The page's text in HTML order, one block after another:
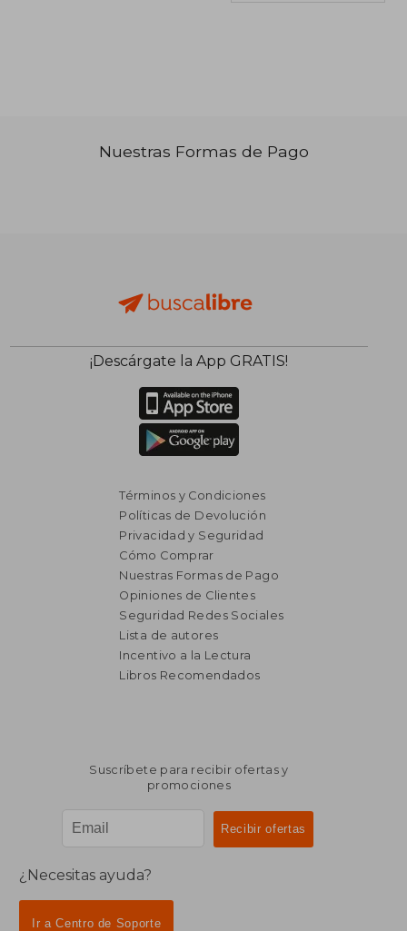
₡ 6.175
Nuestras Formas de Pago
¡Descárgate la App GRATIS!
Términos y Condiciones
Políticas de Devolución
Privacidad y Seguridad
Cómo Comprar
Nuestras Formas de Pago
Opiniones de Clientes
Seguridad Redes Sociales
Lista de autores
Incentivo a la Lectura
Libros Recomendados
Suscríbete para recibir ofertas y
promociones
¿Necesitas ayuda?
Ir a Centro de Soporte